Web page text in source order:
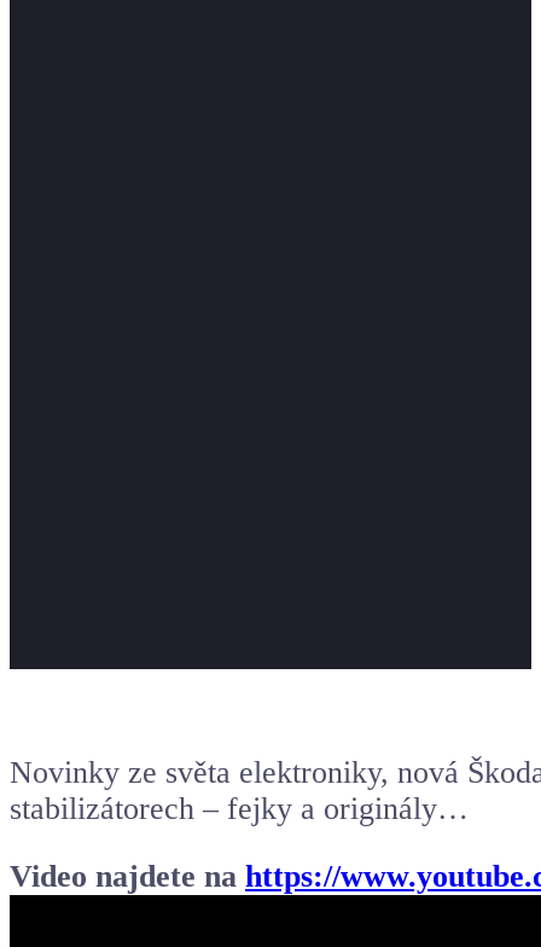
Novinky ze světa elektroniky, nová
stabilizátorech – fejky a originály…
Video najdete na https://